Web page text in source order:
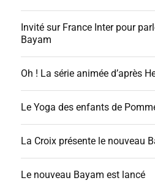
Invité sur France Inter pour
Bayam
Oh ! La série animée d’après
Le Yoga des enfants de
La Croix présente le nouveau
Le nouveau Bayam est lancé